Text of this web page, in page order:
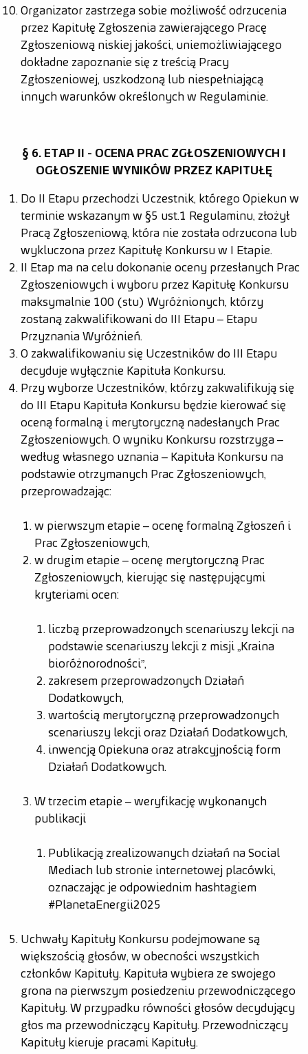
Organizator zastrzega sobie możliwość odrzucenia
przez Kapitułę Zgłoszenia zawierającego Pracę
Zgłoszeniową niskiej jakości, uniemożliwiającego
dokładne zapoznanie się z treścią Pracy
Zgłoszeniowej, uszkodzoną lub niespełniającą
innych warunków określonych w Regulaminie.
§ 6. ETAP II - OCENA PRAC ZGŁOSZENIOWYCH I
OGŁOSZENIE WYNIKÓW PRZEZ KAPITUŁĘ
Do II Etapu przechodzi Uczestnik, którego Opiekun w
terminie wskazanym w § 5 ust. 1 Regulaminu, złożył
Pracą Zgłoszeniową, która nie została odrzucona lub
wykluczona przez Kapitułę Konkursu w I Etapie.
II Etap ma na celu dokonanie oceny przesłanych Prac
Zgłoszeniowych i wyboru przez Kapitułę Konkursu
maksymalnie 100 (stu) Wyróżnionych, którzy
zostaną zakwalifikowani do III Etapu – Etapu
Przyznania Wyróżnień.
O zakwalifikowaniu się Uczestników do III Etapu
decyduje wyłącznie Kapituła Konkursu.
Przy wyborze Uczestników, którzy zakwalifikują się
do III Etapu Kapituła Konkursu będzie kierować się
oceną formalną i merytoryczną nadesłanych Prac
Zgłoszeniowych. O wyniku Konkursu rozstrzyga –
według własnego uznania – Kapituła Konkursu na
podstawie otrzymanych Prac Zgłoszeniowych,
przeprowadzając:
w pierwszym etapie – ocenę formalną Zgłoszeń i
Prac Zgłoszeniowych,
w drugim etapie – ocenę merytoryczną Prac
Zgłoszeniowych, kierując się następującymi
kryteriami ocen:
liczbą przeprowadzonych scenariuszy lekcji na
podstawie scenariuszy lekcji z misji „Kraina
bioróżnorodności”,
zakresem przeprowadzonych Działań
Dodatkowych,
wartością merytoryczną przeprowadzonych
scenariuszy lekcji oraz Działań Dodatkowych,
inwencją Opiekuna oraz atrakcyjnością form
Działań Dodatkowych.
W trzecim etapie – weryfikację wykonanych
publikacji
Publikacją zrealizowanych działań na Social
Mediach lub stronie internetowej placówki,
oznaczając je odpowiednim hashtagiem
#PlanetaEnergii2025
Uchwały Kapituły Konkursu podejmowane są
większością głosów, w obecności wszystkich
członków Kapituły. Kapituła wybiera ze swojego
grona na pierwszym posiedzeniu przewodniczącego
Kapituły. W przypadku równości głosów decydujący
głos ma przewodniczący Kapituły. Przewodniczący
Kapituły kieruje pracami Kapituły.